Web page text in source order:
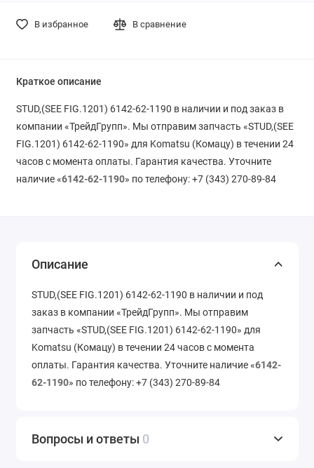
В избранное В сравнение
Краткое описание
STUD,(SEE FIG.1201) 6142-62-1190 в наличии и под заказ в
компании «ТрейдГрупп». Мы отправим запчасть «STUD,(SEE
FIG.1201) 6142-62-1190» для Komatsu (Комацу) в течении 24
часов с момента оплаты. Гарантия качества. Уточните
наличие «6142-62-1190» по телефону: +7 (343) 270-89-84
Описание
STUD,(SEE FIG.1201) 6142-62-1190 в наличии и под
заказ в компании «ТрейдГрупп». Мы отправим
запчасть «STUD,(SEE FIG.1201) 6142-62-1190» для
Komatsu (Комацу) в течении 24 часов с момента
оплаты. Гарантия качества. Уточните наличие «6142-
62-1190» по телефону: +7 (343) 270-89-84
Вопросы и ответы 0